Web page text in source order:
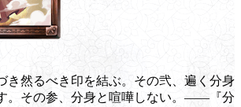
き然るべき印を結ぶ。その弐、遍く分身
。その参、分身と喧嘩しない。――『分